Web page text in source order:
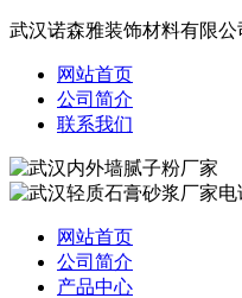
武汉诺森雅装饰材料有限公
网站首页
公司简介
联系我们
网站首页
公司简介
产品中心